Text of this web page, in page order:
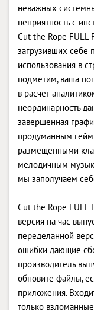
неважных
неприятность с
Cut the Rope FULL
загрузивших себе
использования в
подметим, ваша
в расчет
неординарность
завершенная
продуманным
размещенными
мелодичным
мы заполучаем
Cut the Rope FULL
версия на час
переделанной
ошибки дающие
производитель
обновите файлы,
приложения.
только